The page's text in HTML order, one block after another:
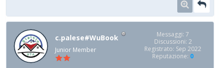
c.palese#WuBook
Junior Member
Messaggi: 7
Discussioni: 2
Registrato: Sep 2022
Reputazione: 0